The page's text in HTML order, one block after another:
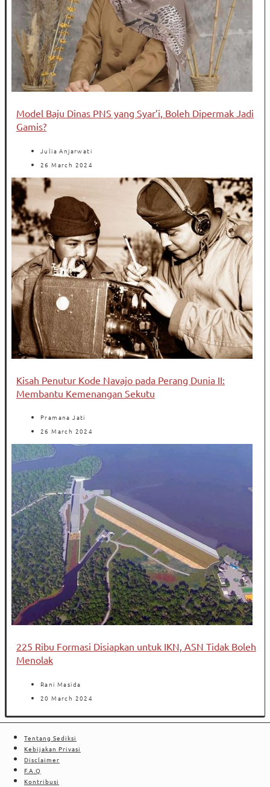
Model Baju Dinas PNS yang Syar’i, Boleh Dipermak Jadi
Gamis?
Julia Anjarwati
26 March 2024
Kisah Penutur Kode Navajo pada Perang Dunia II:
Membantu Kemenangan Sekutu
Pramana Jati
26 March 2024
225 Ribu Formasi Disiapkan untuk IKN, ASN Tidak Boleh
Menolak
Rani Masida
20 March 2024
Tentang Sediksi
Kebijakan Privasi
Disclaimer
F.A.Q
Kontribusi